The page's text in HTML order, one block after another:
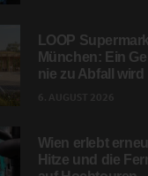
LOOP
München: Ein
nie zu Abfall wird
Wien erlebt
Hitze und die